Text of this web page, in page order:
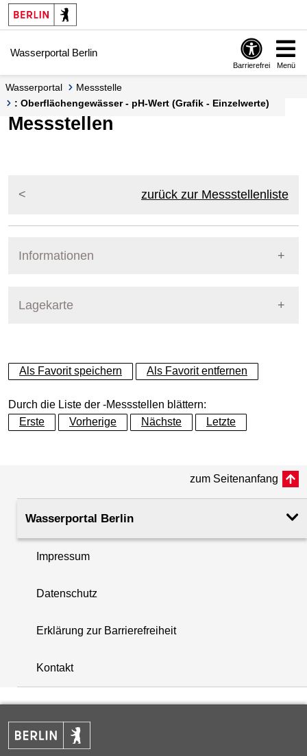
Springe zur Navigation
Springe zum Inhalt
Wasserportal Berlin
Barrierefrei Menü
Wasserportal
Messstelle
: Oberflächengewässer - pH-Wert (Grafik - Einzelwerte)
Messstellen
zurück zur Messstellenliste
Informationen
Lagekarte
+
−
+
−
Als Favorit speichern Als Favorit entfernen
Durch die Liste der -Messstellen blättern:
Erste
Vorherige Nächste Letzte
zum Seitenanfang
Wasserportal Berlin
Impressum
Datenschutz
Erklärung zur Barrierefreiheit
Kontakt